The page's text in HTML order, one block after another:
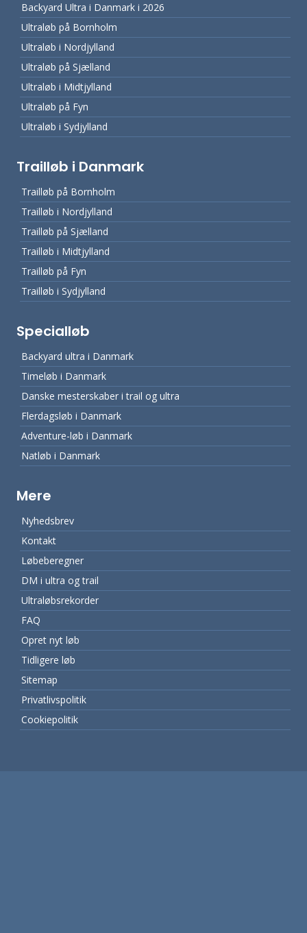
Backyard Ultra i Danmark i 2026
Ultraløb på Bornholm
Ultraløb i Nordjylland
Ultraløb på Sjælland
Ultraløb i Midtjylland
Ultraløb på Fyn
Ultraløb i Sydjylland
Trailløb i Danmark
Trailløb på Bornholm
Trailløb i Nordjylland
Trailløb på Sjælland
Trailløb i Midtjylland
Trailløb på Fyn
Trailløb i Sydjylland
Specialløb
Backyard ultra i Danmark
Timeløb i Danmark
Danske mesterskaber i trail og ultra
Flerdagsløb i Danmark
Adventure-løb i Danmark
Natløb i Danmark
Mere
Nyhedsbrev
Kontakt
Løbeberegner
DM i ultra og trail
Ultraløbsrekorder
FAQ
Opret nyt løb
Tidligere løb
Sitemap
Privatlivspolitik
Cookiepolitik